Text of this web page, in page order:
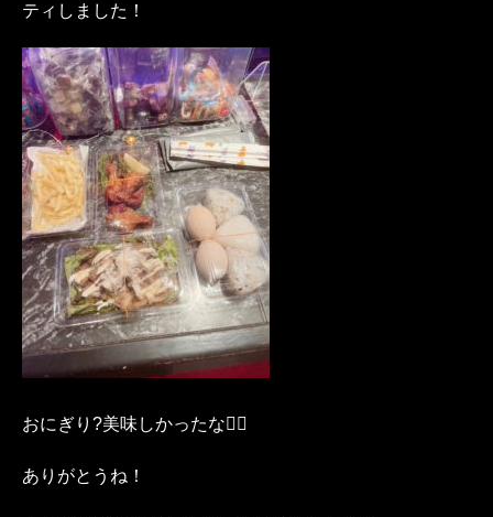
ティしました！
おにぎり?美味しかったな♡⃛
ありがとうね！